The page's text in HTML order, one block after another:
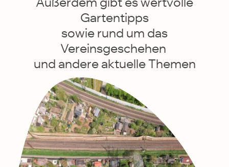
Gartentipps
sowie rund um das
Vereinsgeschehen
und andere aktuelle Themen